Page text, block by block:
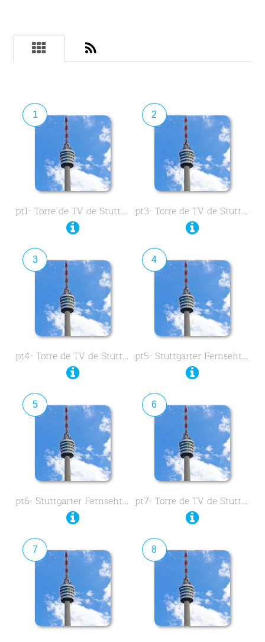
1
pt1- Torre de TV de Stuttgart …
2
pt3- Torre de TV de Stuttgart …
3
pt4- Torre de TV de Stuttgart …
4
pt5- Stuttgarter Fernsehturm …
5
pt6- Stuttgarter Fernsehturm …
6
pt7- Torre de TV de Stuttgart …
7 8